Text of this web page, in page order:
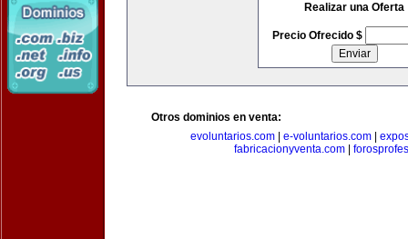
Realizar una Oferta
Precio Ofrecido $
Otros dominios en venta:
evoluntarios.com
e-voluntarios.com
fabricacionyventa.com